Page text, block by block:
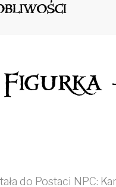
Figurka
do Postaci NPC: